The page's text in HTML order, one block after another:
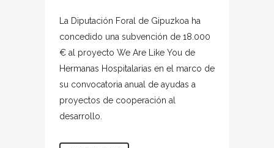
La Diputación Foral de Gipuzkoa ha
concedido una subvención de 18.000
€ al proyecto We Are Like You de
Hermanas Hospitalarias en el marco de
su convocatoria anual de ayudas a
proyectos de cooperación al
desarrollo.